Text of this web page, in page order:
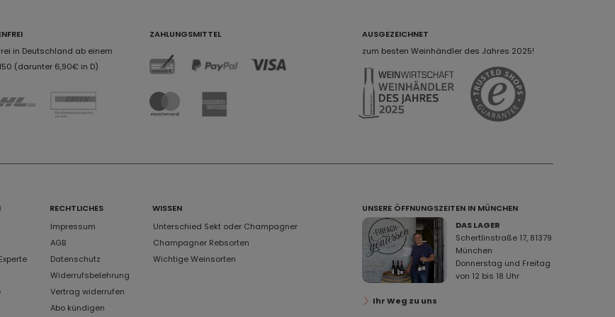
in Deutschland ab einem
(darunter 6,90€ in D)
ZAHLUNGSMITTEL
AUSGEZEICHNET
zum besten Weinhändler des Jahres 2025!
RECHTLICHES
Impressum
AGB
Datenschutz
Widerrufsbelehrung
Vertrag widerrufen
Abo kündigen
WISSEN
Unterschied Sekt oder Champagner
Champagner Rebsorten
Wichtige Weinsorten
UNSERE ÖFFNUNGSZEITEN IN MÜNCHEN
DAS LAGER
Schertlinstraße 17, 81379
München
Donnerstag und Freitag
von 12 bis 18 Uhr
Ihr Weg zu uns